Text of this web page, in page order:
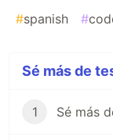
#spanish #
Sé más de
1